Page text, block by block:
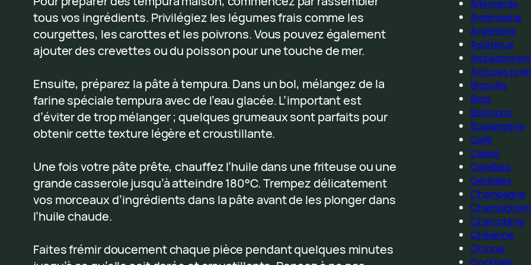
tous vos ingrédients. Privilégiez les légumes frais comme les
courgettes, les carottes et les poivrons. Vous pouvez également
ajouter des crevettes ou du poisson pour une touche de mer.
Ensuite, préparez la pâte à tempura. Dans un bol, mélangez de la
farine spéciale tempura avec de l’eau glacée. L’important est
d’éviter de trop mélanger ; quelques grumeaux sont parfaits pour
obtenir cette texture légère et croustillante.
Une fois votre pâte prête, chauffez l’huile dans une friteuse ou une
grande casserole jusqu’à atteindre 180°C. Trempez délicatement
vos morceaux d’ingrédients dans la pâte avant de les plonger dans
l’huile chaude.
Faites frémir doucement chaque pièce pendant quelques minutes
Allemande
Américaine
Argentine
Asiatique
Astuces
Biscuits
Blog
Boissons
Boulangerie
Café
Cakes
Caraïbes
Céréales
Champagne
Charcuterie
Chilienne
Chinois
Cocktails